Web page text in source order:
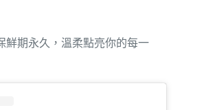
鮮期永久，溫柔點亮你的每一